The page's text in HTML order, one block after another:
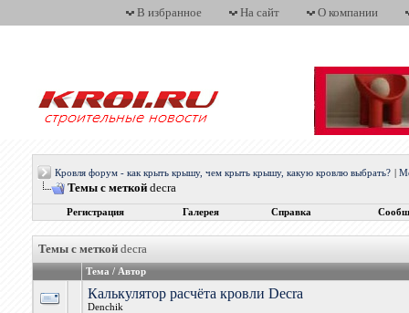
В избранное На сайт О компании
Кровля форум - как крыть крышу, чем крыть крышу, какую кровлю выбрать?
Темы с меткой decra
Регистрация Галерея Справка
Темы с меткой decra
Тема / Автор
Калькулятор расчёта кровли Deсra
Denchik